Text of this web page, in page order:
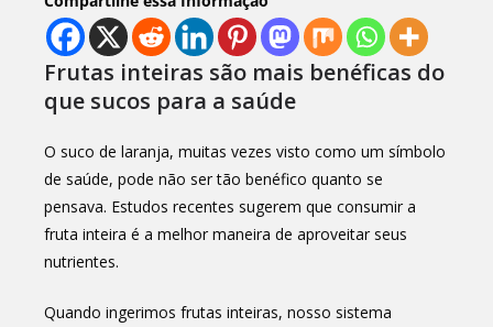
Frutas inteiras são mais benéficas do
que sucos para a saúde
O suco de laranja, muitas vezes visto como um símbolo
de saúde, pode não ser tão benéfico quanto se
pensava. Estudos recentes sugerem que consumir a
fruta inteira é a melhor maneira de aproveitar seus
nutrientes.
Quando ingerimos frutas inteiras, nosso sistema